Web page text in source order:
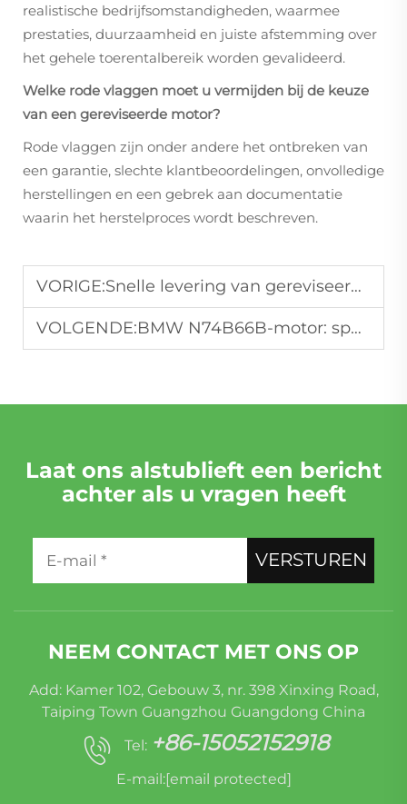
realistische bedrijfsomstandigheden, waarmee
prestaties, duurzaamheid en juiste afstemming over
het gehele toerentalbereik worden gevalideerd.
Welke rode vlaggen moet u vermijden bij de keuze
van een gereviseerde motor?
Rode vlaggen zijn onder andere het ontbreken van
een garantie, slechte klantbeoordelingen, onvolledige
herstellingen en een gebrek aan documentatie
waarin het herstelproces wordt beschreven.
VORIGE:Snelle levering van gereviseerde motoren voor spoedreparaties
VOLGENDE:BMW N74B66B-motor: specificaties, veelvoorkomende fouten en premium gereviseerde oplossingen voor B2B-klanten
Laat ons alstublieft een bericht
achter als u vragen heeft
VERSTUREN
NEEM CONTACT MET ONS OP
Add: Kamer 102, Gebouw 3, nr. 398 Xinxing Road,
Taiping Town Guangzhou Guangdong China
Tel: +86-15052152918
E-mail:[email protected]